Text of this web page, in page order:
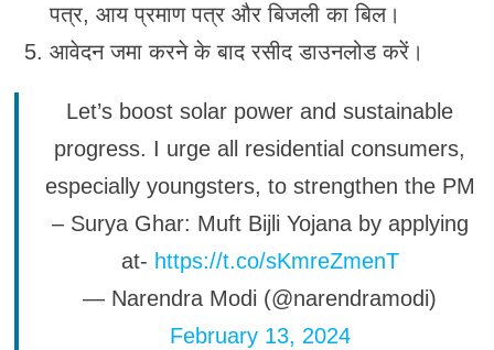
पत्र, आय प्रमाण पत्र और बिजली का बिल।
आवेदन जमा करने के बाद रसीद डाउनलोड करें।
Let’s boost solar power and sustainable
progress. I urge all residential consumers,
especially youngsters, to strengthen the PM
– Surya Ghar: Muft Bijli Yojana by applying
at- https://t.co/sKmreZmenT
— Narendra Modi (@narendramodi)
February 13, 2024